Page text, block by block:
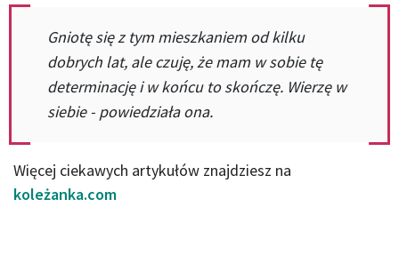
Gniotę się z tym mieszkaniem od kilku
dobrych lat, ale czuję, że mam w sobie tę
determinację i w końcu to skończę. Wierzę w
siebie - powiedziała ona.
Więcej ciekawych artykułów znajdziesz na
koleżanka.com